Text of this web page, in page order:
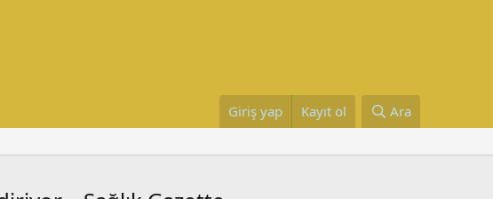
Giriş yap Kayıt ol Ara